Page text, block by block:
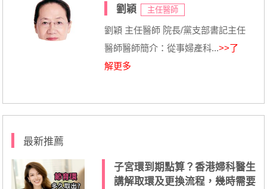
劉穎 主任醫師
劉穎 主任醫師 院長/黨支部書記主任
醫師醫師簡介：從事婦產科...>>了
解更多
最新推薦
子宮環到期點算？香港婦科醫生
講解取環及更換流程，幾時需要